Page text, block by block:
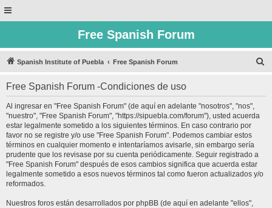
Free Spanish Forum
Spanish Institute of Puebla Free Spanish Forum
Free Spanish Forum -Condiciones de uso
Al ingresar en "Free Spanish Forum" (de aquí en adelante "nosotros", "nos",
"nuestro", "Free Spanish Forum", "https://sipuebla.com/forum"), usted acuerda
estar legalmente sometido a los siguientes términos. En caso contrario por
favor no se registre y/o use "Free Spanish Forum". Podemos cambiar estos
términos en cualquier momento e intentaríamos avisarle, sin embargo sería
prudente que los revisase por su cuenta periódicamente. Seguir registrado a
"Free Spanish Forum" después de esos cambios significa que acuerda estar
legalmente sometido a esos nuevos términos tal como fueron actualizados y/o
reformados.
Nuestros foros están desarrollados por phpBB (de aquí en adelante "ellos",